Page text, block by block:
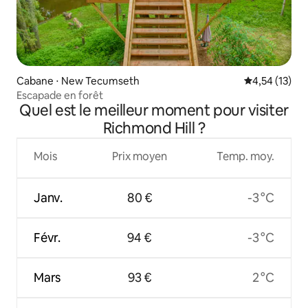
Cabane ⋅ New Tecumseth Évaluation
4,54 (13)
Escapade en forêt
Quel est le meilleur moment pour visiter
Richmond Hill ?
Mois
Janv.
Févr.
Mars
Prix moyen
80 €
94 €
93 €
Temp. moy.
-3 °C
-3 °C
2 °C